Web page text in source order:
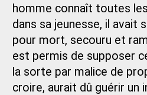
homme connaît toutes
dans sa jeunesse, il avait
pour mort, secouru et
est permis de supposer
la sorte par malice de
croire, aurait dû guérir un